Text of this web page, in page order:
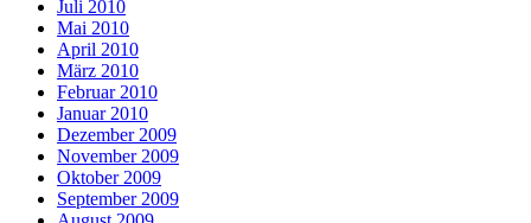
Juli 2010
Mai 2010
April 2010
März 2010
Februar 2010
Januar 2010
Dezember 2009
November 2009
Oktober 2009
September 2009